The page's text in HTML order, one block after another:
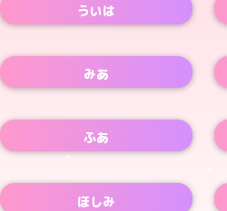
ういは
みあ
ふあ
ほしみ